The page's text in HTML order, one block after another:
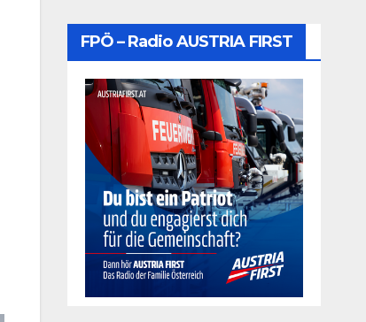
FPÖ – Radio AUSTRIA FIRST